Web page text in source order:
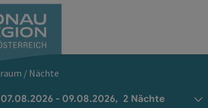
Reisezeitraum / Nächte
Abreisefelder
07.08.2026 - 09.08.2026, 2 Nächte